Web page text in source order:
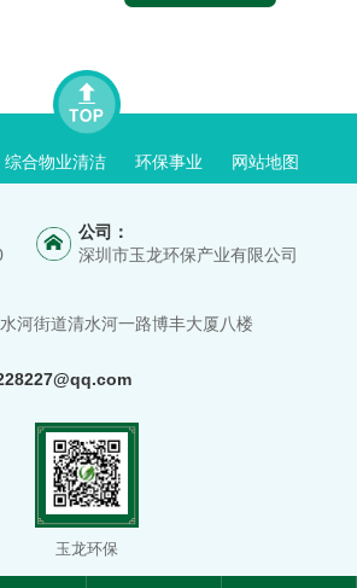
综合物业清洁 环保事业 网站地图
公司：
深圳市玉龙环保产业有限公司
河街道清水河一路博丰大厦八楼
玉龙环保